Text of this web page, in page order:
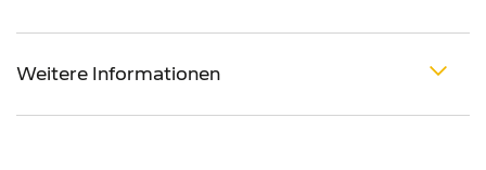
Weitere Informationen